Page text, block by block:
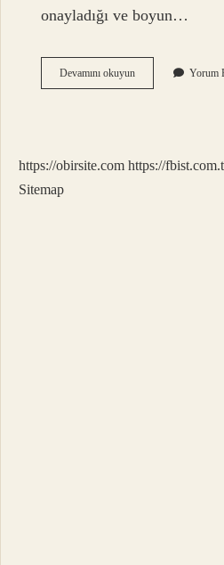
onayladığı ve boyun…
Devamını okuyunTyt
Din
Yorum
https://obirsite.com https://
Sitemap